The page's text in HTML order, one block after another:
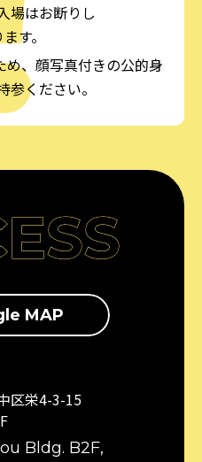
場はお断りし
す。
、顔写真付きの公的身
参ください。
MAP
区栄4-3-15
Bldg. B2F,